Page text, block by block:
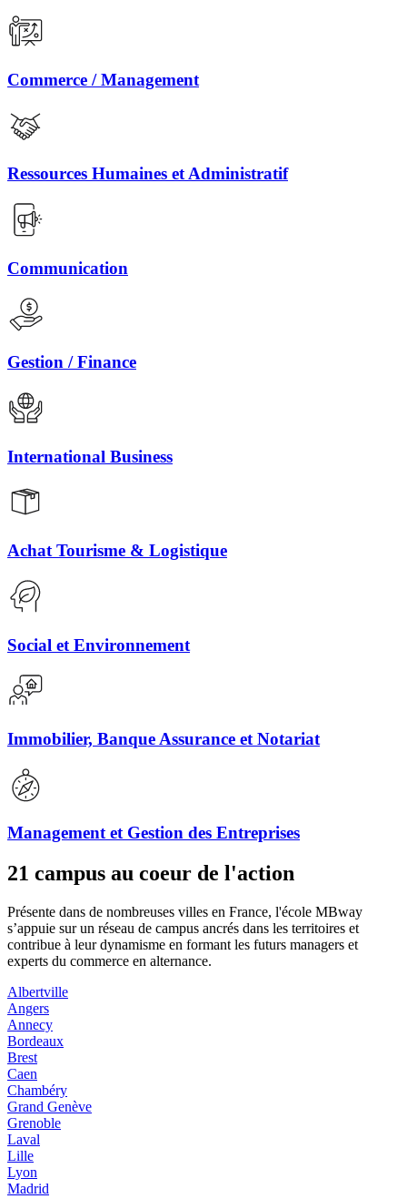
Commerce / Management
Ressources Humaines et Administratif
Communication
Gestion / Finance
International Business
Achat Tourisme & Logistique
Social et Environnement
Immobilier, Banque Assurance et Notariat
Management et Gestion des Entreprises
21 campus au coeur de l'action
Présente dans de nombreuses villes en France, l'école MBway
s’appuie sur un réseau de campus ancrés dans les territoires et
contribue à leur dynamisme en formant les futurs managers et
experts du commerce en alternance.
Albertville
Angers
Annecy
Bordeaux
Brest
Caen
Chambéry
Grand Genève
Grenoble
Laval
Lille
Lyon
Madrid